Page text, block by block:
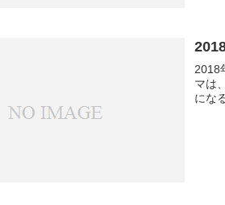
2018
マは
にな